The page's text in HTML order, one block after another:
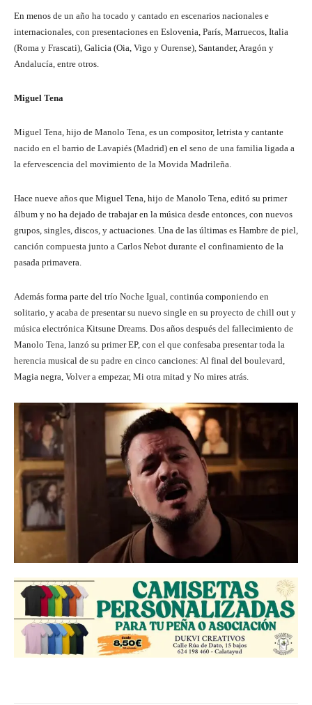
En menos de un año ha tocado y cantado en escenarios nacionales e
internacionales, con presentaciones en Eslovenia, París, Marruecos, Italia
(Roma y Frascati), Galicia (Oia, Vigo y Ourense), Santander, Aragón y
Andalucía, entre otros.
Miguel Tena
Miguel Tena, hijo de Manolo Tena, es un compositor, letrista y cantante
nacido en el barrio de Lavapiés (Madrid) en el seno de una familia ligada a
la efervescencia del movimiento de la Movida Madrileña.
Hace nueve años que Miguel Tena, hijo de Manolo Tena, editó su primer
álbum y no ha dejado de trabajar en la música desde entonces, con nuevos
grupos, singles, discos, y actuaciones. Una de las últimas es Hambre de piel,
canción compuesta junto a Carlos Nebot durante el confinamiento de la
pasada primavera.
Además forma parte del trío Noche Igual, continúa componiendo en
solitario, y acaba de presentar su nuevo single en su proyecto de chill out y
música electrónica Kitsune Dreams. Dos años después del fallecimiento de
Manolo Tena, lanzó su primer EP, con el que confesaba presentar toda la
herencia musical de su padre en cinco canciones: Al final del boulevard,
Magia negra, Volver a empezar, Mi otra mitad y No mires atrás.